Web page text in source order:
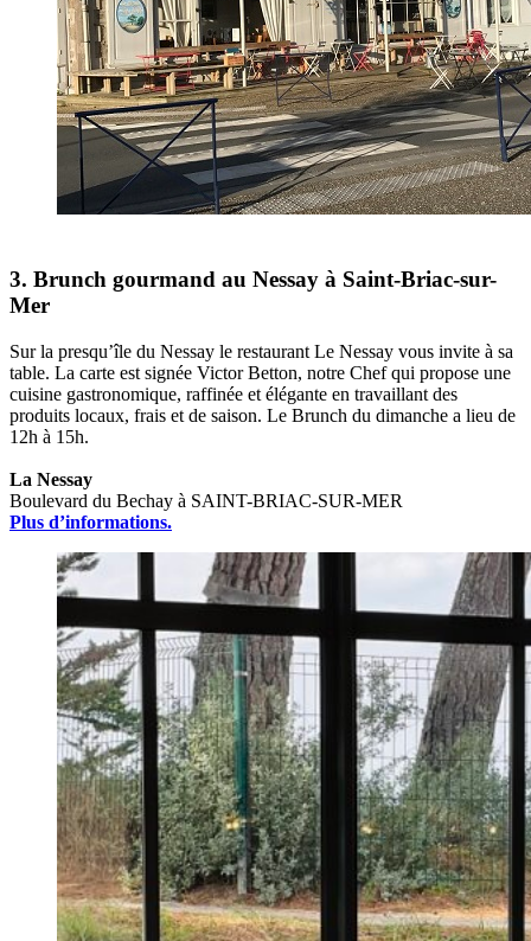
3. Brunch gourmand au Nessay à Saint-Briac-sur-
Mer
Sur la presqu’île du Nessay le restaurant Le Nessay vous invite à sa
table. La carte est signée Victor Betton, notre Chef qui propose une
cuisine gastronomique, raffinée et élégante en travaillant des
produits locaux, frais et de saison. Le Brunch du dimanche a lieu de
12h à 15h.
La Nessay
Boulevard du Bechay à SAINT-BRIAC-SUR-MER
Plus d’informations.